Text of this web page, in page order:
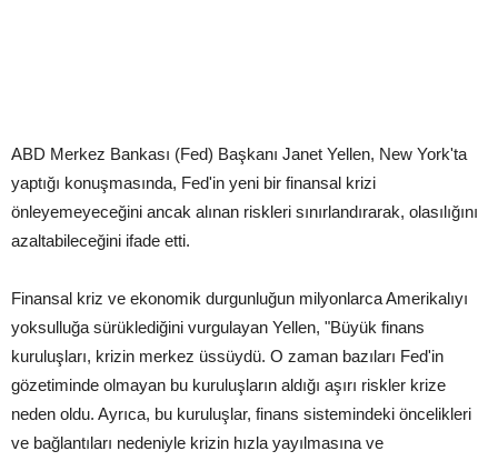
ABD Merkez Bankası (Fed) Başkanı Janet Yellen, New York'ta
yaptığı konuşmasında, Fed'in yeni bir finansal krizi
önleyemeyeceğini ancak alınan riskleri sınırlandırarak, olasılığını
azaltabileceğini ifade etti.
Finansal kriz ve ekonomik durgunluğun milyonlarca Amerikalıyı
yoksulluğa sürüklediğini vurgulayan Yellen, "Büyük finans
kuruluşları, krizin merkez üssüydü. O zaman bazıları Fed'in
gözetiminde olmayan bu kuruluşların aldığı aşırı riskler krize
neden oldu. Ayrıca, bu kuruluşlar, finans sistemindeki öncelikleri
ve bağlantıları nedeniyle krizin hızla yayılmasına ve